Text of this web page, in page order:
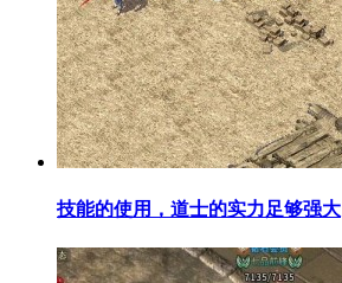
技能的使用，道士的实力足够强大